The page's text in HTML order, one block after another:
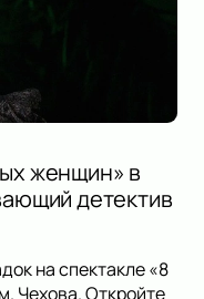
женщин» в
детектив
на спектакле «8
Чехова. Откройте